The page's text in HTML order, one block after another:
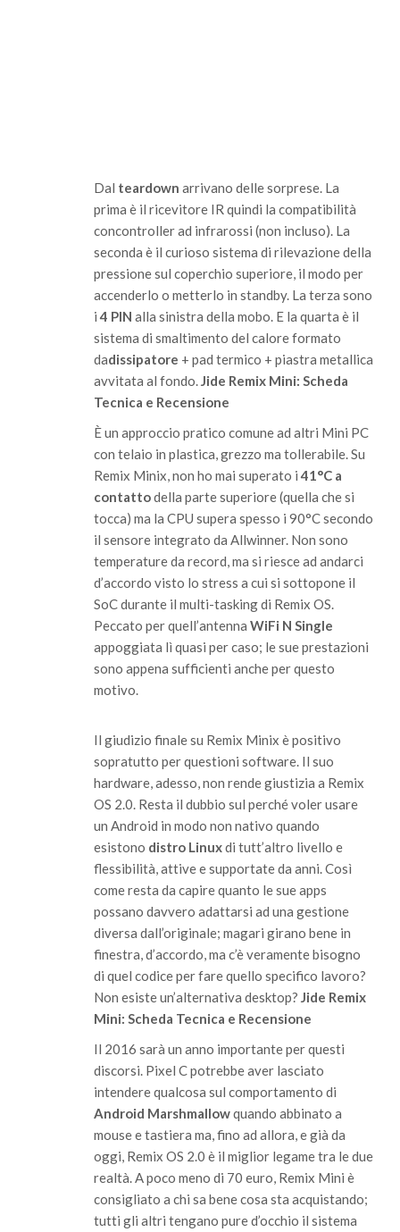
Dal teardown arrivano delle sorprese. La
prima è il ricevitore IR quindi la compatibilità
concontrollerad infrarossi (non incluso). La
seconda è il curioso sistema di rilevazione della
pressione sul coperchio superiore, il modo per
accenderlo o metterlo in standby. La terza sono
i4 PIN alla sinistra della mobo. E la quarta è il
sistema di smaltimento del calore formato
dadissipatore + pad termico + piastra metallica
avvitata al fondo.Jide Remix Mini: Scheda
Tecnica e Recensione
È un approccio pratico comune ad altri Mini PC
con telaio in plastica, grezzo ma tollerabile. Su
Remix Minix, non ho mai superato i41°C a
contattodella parte superiore (quella che si
tocca) ma la CPU supera spesso i 90°C secondo
il sensore integrato da Allwinner. Non sono
temperature da record, ma si riesce ad andarci
d’accordo visto lo stress a cui si sottopone il
SoC durante il multi-tasking di Remix OS.
Peccato per quell’antenna WiFi N Single
appoggiata lì quasi per caso; le sue prestazioni
sono appena sufficienti anche per questo
motivo.
Il giudizio finale su Remix Minix è positivo
sopratutto per questioni software. Il suo
hardware, adesso, non rende giustizia a Remix
OS 2.0. Resta il dubbio sul perché voler usare
un Android in modo non nativo quando
esistono distro Linuxdi tutt’altro livello e
flessibilità, attive e supportate da anni. Così
come resta da capire quanto le sue apps
possano davvero adattarsi ad una gestione
diversa dall’originale; magari girano bene in
finestra, d’accordo, ma c’è veramente bisogno
di quel codice per fare quello specifico lavoro?
Non esiste un’alternativa desktop? Jide Remix
Mini: Scheda Tecnica e Recensione
Il 2016 sarà un anno importante per questi
discorsi. Pixel C potrebbe aver lasciato
intendere qualcosa sul comportamento di
Android Marshmallowquando abbinato a
mousee tastiera ma, fino ad allora, e già da
oggi, Remix OS 2.0 è il miglior legame tra le due
realtà. A poco meno di 70 euro, Remix Mini è
consigliato a chi sa bene cosa sta acquistando;
tutti gli altri tengano pure d’occhio il sistema